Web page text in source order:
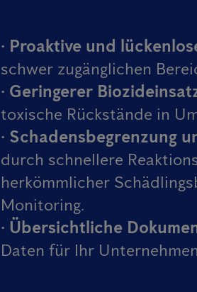
• Proaktive und
schwer zugänglichen
• Geringerer
toxische Rückstände in
• Schadensbegrenzung
durch schnellere
herkömmlicher
Monitoring.
• Übersichtliche
Daten für Ihr